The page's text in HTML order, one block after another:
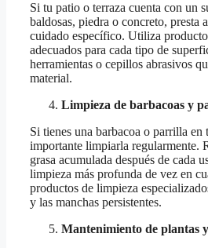
Si tu patio o terraza cuenta con un
baldosas, piedra o concreto, presta
cuidado específico. Utiliza
adecuados para cada tipo de
herramientas o cepillos abrasivos
material.
Limpieza de barbacoas y
Si tienes una barbacoa o parrilla en
importante limpiarla regularmente.
grasa acumulada después de cada
limpieza más profunda de vez en
productos de limpieza
y las manchas persistentes.
Mantenimiento de plantas